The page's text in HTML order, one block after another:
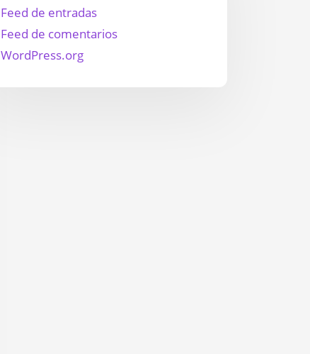
Feed de entradas
Feed de comentarios
WordPress.org